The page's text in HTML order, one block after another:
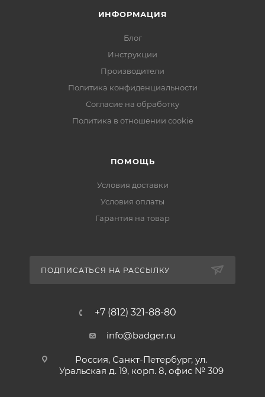
ИНФОРМАЦИЯ
Блог
Инструкции
Производители
Политика конфиденциальности
Согласие на обработку
Политика в отношении cookie
ПОМОЩЬ
Условия доставки
Условия оплаты
Гарантия на товар
ПОДПИСАТЬСЯ НА РАССЫЛКУ
+7 (812) 321-88-80
info@badger.ru
Россия, Санкт-Петербург, ул.
Уральская д. 19, корп. 8, офис № 309